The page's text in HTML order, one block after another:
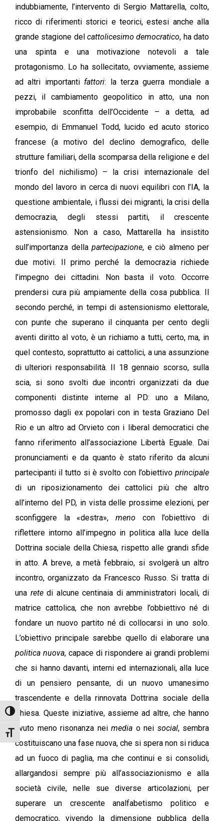
Attiva/disattiva alto contrasto
Attiva/disattiva dimensione testo
indubbiamente, l’intervento di Sergio Mattarella, colto,
ricco di riferimenti storici e teorici, estesi anche alla
grande stagione del cattolicesimo democratico, ha dato
una spinta e una motivazione notevoli a tale
protagonismo. Lo ha sollecitato, ovviamente, assieme
ad altri importanti fattori: la terza guerra mondiale a
pezzi, il cambiamento geopolitico in atto, una non
improbabile sconfitta dell’Occidente – a detta, ad
esempio, di Emmanuel Todd, lucido ed acuto storico
francese (a motivo del declino demografico, delle
strutture familiari, della scomparsa della religione e del
trionfo del nichilismo) – la crisi internazionale del
mondo del lavoro in cerca di nuovi equilibri con l’IA, la
questione ambientale, i flussi dei migranti, la crisi della
democrazia, degli stessi partiti, il crescente
astensionismo. Non a caso, Mattarella ha insistito
sull’importanza della partecipazione, e ciò almeno per
due motivi. Il primo perché la democrazia richiede
l’impegno dei cittadini. Non basta il voto. Occorre
prendersi cura più ampiamente della cosa pubblica. Il
secondo perché, in tempi di astensionismo elettorale,
con punte che superano il cinquanta per cento degli
aventi diritto al voto, è un richiamo a tutti, certo, ma, in
quel contesto, soprattutto ai cattolici, a una assunzione
di ulteriori responsabilità. Il 18 gennaio scorso, sulla
scia, si sono svolti due incontri organizzati da due
componenti distinte interne al PD: uno a Milano,
promosso dagli ex popolari con in testa Graziano Del
Rio e un altro ad Orvieto con i liberal democratici che
fanno riferimento all’associazione Libertà Eguale. Dai
pronunciamenti e da quanto è stato riferito da alcuni
partecipanti il tutto si è svolto con l’obiettivo principale
di un riposizionamento dei cattolici più che altro
all’interno del PD, in vista delle prossime elezioni, per
sconfiggere la «destra», meno con l’obiettivo di
riflettere intorno all’impegno in politica alla luce della
Dottrina sociale della Chiesa, rispetto alle grandi sfide
in atto. A breve, a metà febbraio, si svolgerà un altro
incontro, organizzato da Francesco Russo. Si tratta di
una rete di alcune centinaia di amministratori locali, di
matrice cattolica, che non avrebbe l’obbiettivo né di
fondare un nuovo partito né di collocarsi in uno solo.
L’obiettivo principale sarebbe quello di elaborare una
politica nuova, capace di rispondere ai grandi problemi
che si hanno davanti, interni ed internazionali, alla luce
di un pensiero pensante, di un nuovo umanesimo
trascendente e della rinnovata Dottrina sociale della
Chiesa. Queste iniziative, assieme ad altre, che hanno
avuto meno risonanza nei media o nei social, sembra
costituiscano una fase nuova, che si spera non si riduca
ad un fuoco di paglia, ma che continui e si consolidi,
allargandosi sempre più all’associazionismo e alla
società civile, nelle sue diverse articolazioni, per
superare un crescente analfabetismo politico e
democratico, vivendo la dimensione pubblica della